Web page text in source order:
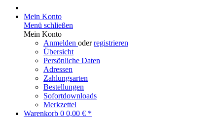
Mein Konto
Menü schließen
Mein Konto
Anmelden oderregistrieren
Übersicht
Persönliche Daten
Adressen
Zahlungsarten
Bestellungen
Sofortdownloads
Merkzettel
Warenkorb 0 0,00 € *